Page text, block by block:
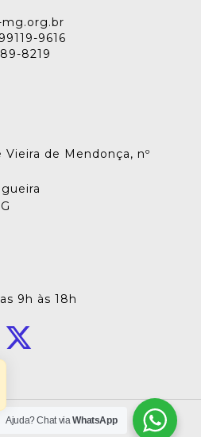
9616
8219
Vieira de Mendonça, nº
9h às 18h
Ajuda? Chat viaWhatsApp